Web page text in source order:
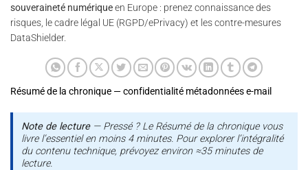
souveraineté numériqueen Europe : prenez connaissance des
risques, le cadre légal UE (RGPD/ePrivacy) et les contre-mesures
DataShielder.
Résumé de la chronique — confidentialité métadonnées e-mail
Note de lecture— Pressé ? Le Résumé de la chronique vous
livre l’essentiel en moins 4 minutes. Pour explorer l’intégralité
du contenu technique, prévoyez environ ≈35 minutes de
lecture.